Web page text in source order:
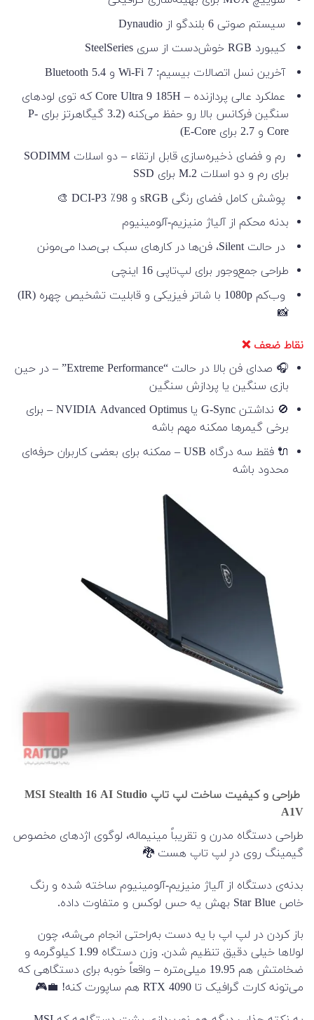
سیستم صوتی 6 بلندگو از Dynaudio
کیبورد RGB خوش‌دست از سری SteelSeries
آخرین نسل اتصالات بیسیم: Wi-Fi 7 و Bluetooth 5.4
عملکرد عالی پردازنده – Core Ultra 9 185H که توی لودهای
سنگین فرکانس بالا رو حفظ می‌کنه (3.2 گیگاهرتز برای P-
Core و 2.7 برای E-Core)
رم و فضای ذخیره‌سازی قابل ارتقاء – دو اسلات SODIMM
برای رم و دو اسلات M.2 برای SSD
پوشش کامل فضای رنگی sRGB و 98٪ DCI-P3 🎨
بدنه‌ محکم از آلیاژ منیزیم-آلومینیوم
در حالت Silent، فن‌ها در کارهای سبک بی‌صدا می‌مونن
طراحی جمع‌وجور برای لپ‌تاپی 16 اینچی
وب‌کم 1080p با شاتر فیزیکی و قابلیت تشخیص چهره (IR)
📸
نقاط ضعف ❌
🎧 صدای فن بالا در حالت “Extreme Performance” – در حین
بازی سنگین یا پردازش سنگین
🚫 نداشتن G-Sync یا NVIDIA Advanced Optimus – برای
برخی گیمرها ممکنه مهم باشه
🔌 فقط سه درگاه USB – ممکنه برای بعضی کاربران حرفه‌ای
محدود باشه
طراحی و کیفیت ساخت لپ تاپ MSI Stealth 16 AI Studio
A1V
طراحی دستگاه مدرن و تقریباً مینیماله، لوگوی اژدهای مخصوص
گیمینگ روی درِ لپ تاپ هست 🐉
بدنه‌ی دستگاه از آلیاژ منیزیم-آلومینیوم ساخته شده و رنگ
خاص Star Blue بهش یه حس لوکس و متفاوت داده.
باز کردن در لپ‌ اپ با یه دست به‌راحتی انجام می‌شه، چون
لولاها خیلی دقیق تنظیم شدن. وزن دستگاه 1.99 کیلوگرمه و
ضخامتش هم 19.95 میلی‌متره – واقعاً خوبه برای دستگاهی که
می‌تونه کارت گرافیک تا RTX 4090 هم ساپورت کنه! 💼🎮